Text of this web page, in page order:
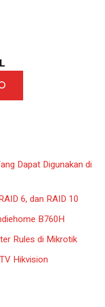
Dapat Digunakan di
6, dan RAID 10
B760H
Rules di Mikrotik
Hikvision